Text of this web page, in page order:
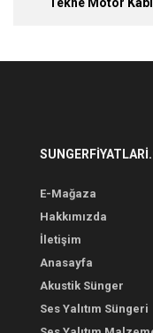
E-Mağaza
Hakkımızda
İletişim
Anasayfa
Akustik Sünger
Ses Yalıtım Süngeri